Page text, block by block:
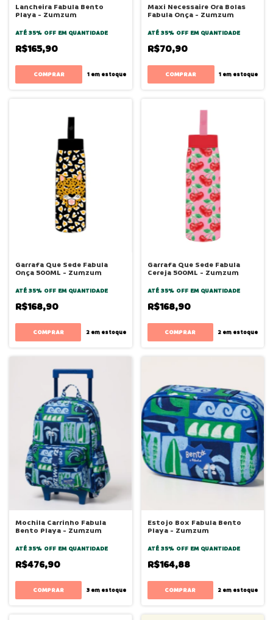
Lancheira Fabula Bento
Playa - Zumzum
ATÉ 35% OFF EM QUANTIDADE
R$165,90
1em estoque
Maxi Necessaire Ora Bolas
Fabula Onça - Zumzum
ATÉ 35% OFF EM QUANTIDADE
R$70,90
1 em estoque
Garrafa Que Sede Fabula
Onça 500ML - Zumzum
ATÉ 35% OFF EM QUANTIDADE
R$168,90
2em estoque
Garrafa Que Sede Fabula
Cereja 500ML - Zumzum
ATÉ 35% OFF EM QUANTIDADE
R$168,90
2 em estoque
Mochila Carrinho Fabula
Bento Playa - Zumzum
ATÉ 35% OFF EM QUANTIDADE
R$476,90
3em estoque
Estojo Box Fabula Bento
Playa - Zumzum
ATÉ 35% OFF EM QUANTIDADE
R$164,88
2 em estoque